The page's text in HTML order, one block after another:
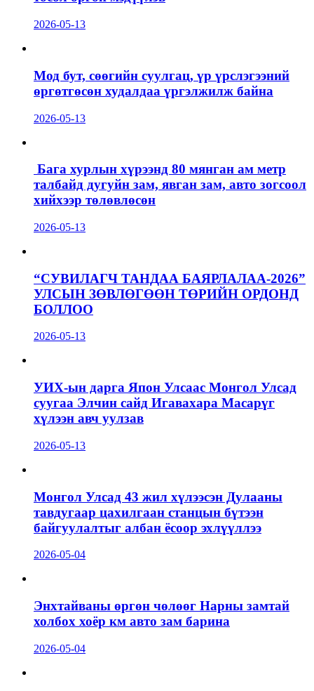
2026-05-13
Мод бут, сөөгийн суулгац, үр үрслэгээний
өргөтгөсөн худалдаа үргэлжилж байна
2026-05-13
Бага хурлын хүрээнд 80 мянган ам метр
талбайд дугуйн зам, явган зам, авто зогсоол
хийхээр төлөвлөсөн
2026-05-13
“СУВИЛАГЧ ТАНДАА БАЯРЛАЛАА-2026”
УЛСЫН ЗӨВЛӨГӨӨН ТӨРИЙН ОРДОНД
БОЛЛОО
2026-05-13
УИХ-ын дарга Япон Улсаас Монгол Улсад
суугаа Элчин сайд Игавахара Масарүг
хүлээн авч уулзав
2026-05-13
Монгол Улсад 43 жил хүлээсэн Дулааны
тавдугаар цахилгаан станцын бүтээн
байгуулалтыг албан ёсоор эхлүүллээ
2026-05-04
Энхтайваны өргөн чөлөөг Нарны замтай
холбох хоёр км авто зам барина
2026-05-04